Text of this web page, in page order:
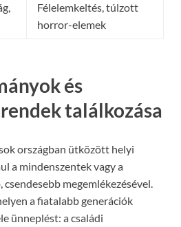
Félelemkeltés, túlzott
horror-elemek
és
találkozása
országban ütközött helyi
a mindenszentek vagy a
megemlékezésével.
a fiatalabb generációk
ünneplést: a családi